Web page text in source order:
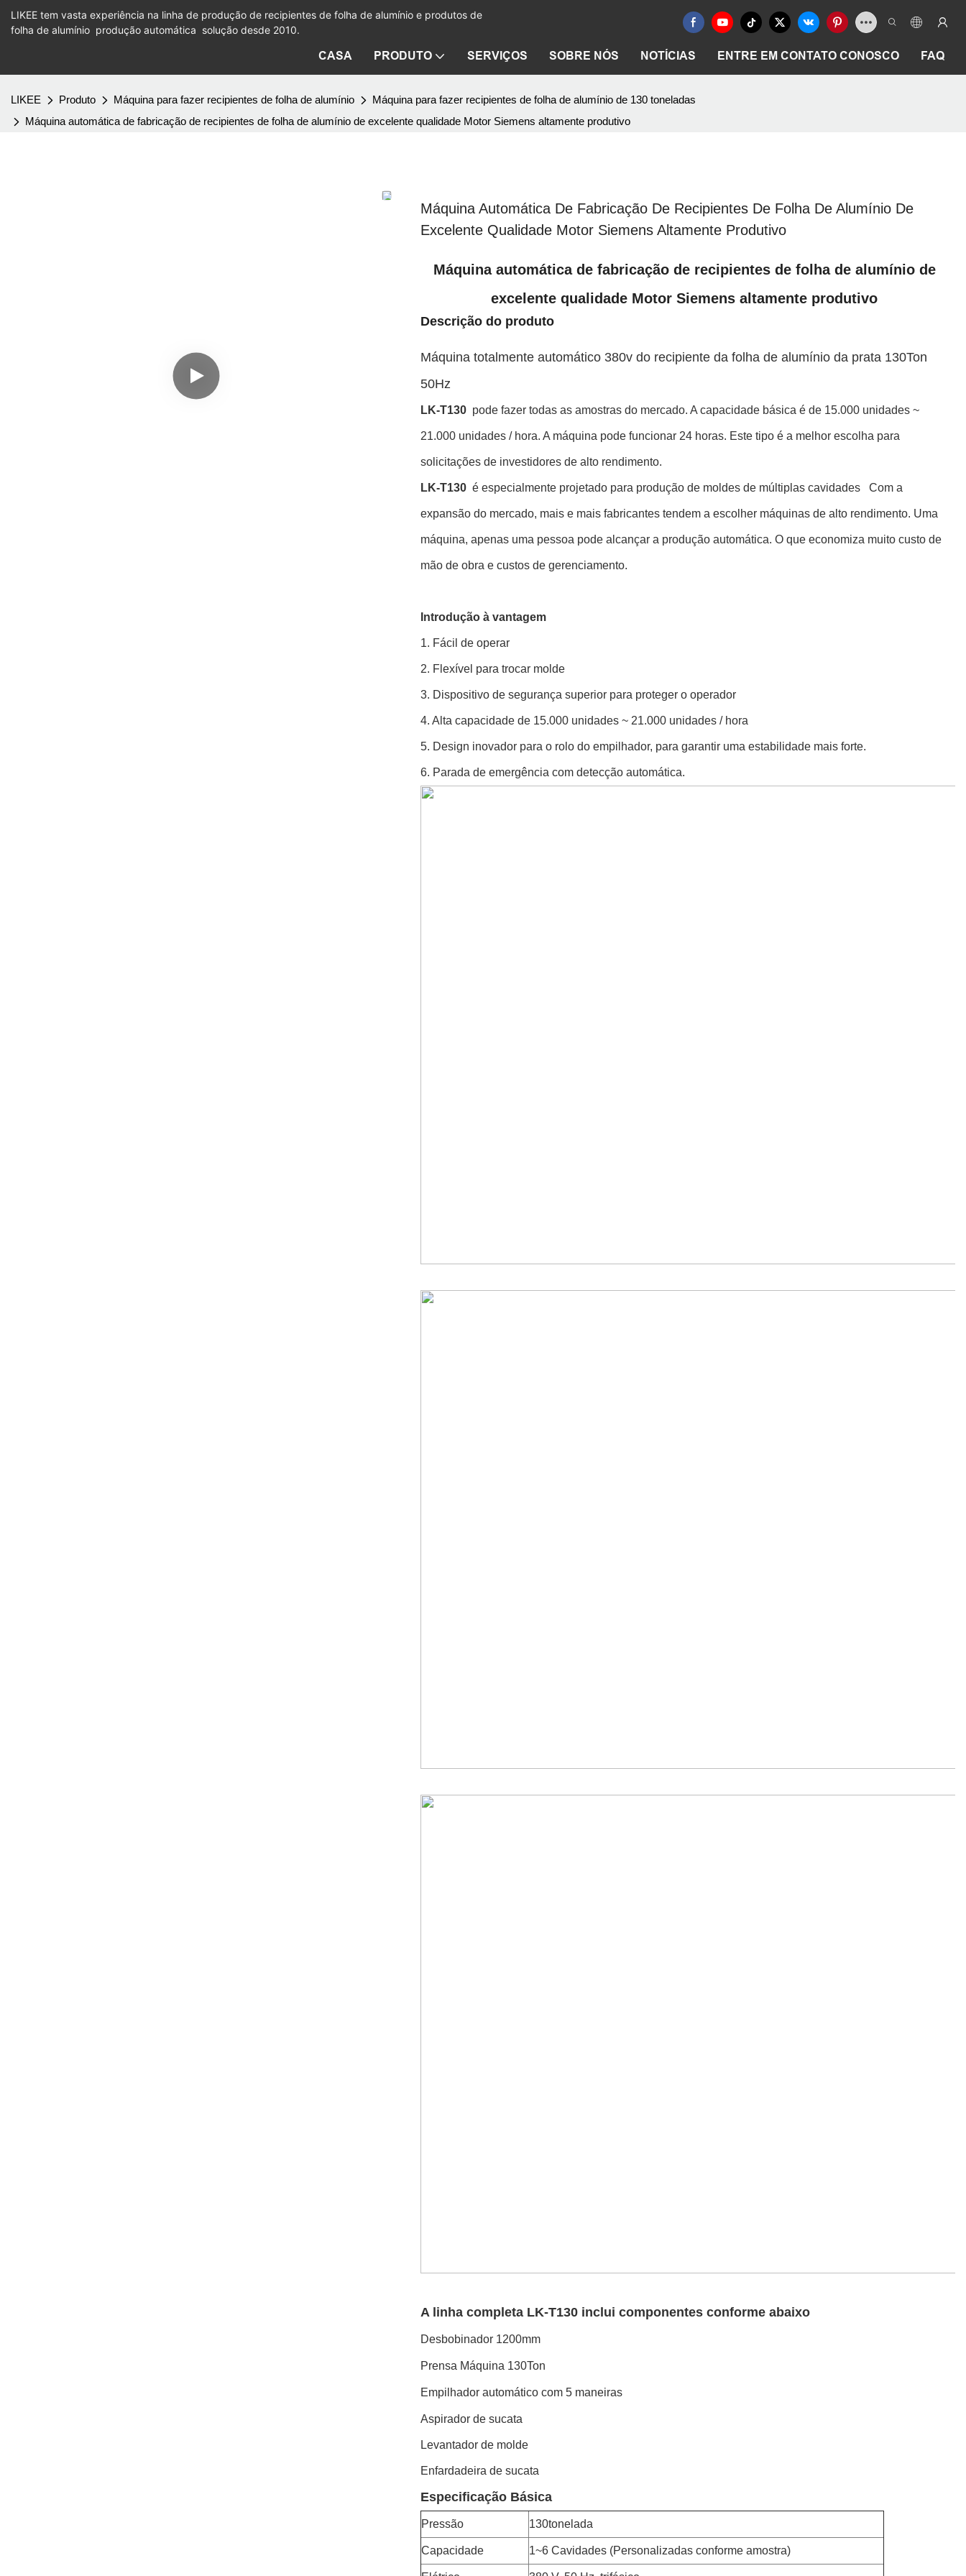
LIKEE tem vasta experiência na linha de produção de recipientes de folha de alumínio e produtos de
folha de alumínio produção automática solução desde 2010.
CASA PRODUTO SERVIÇOS SOBRE NÓS NOTÍCIAS ENTRE EM CONTATO CONOSCO FAQ
LIKEE Produto Máquina para fazer recipientes de folha de alumínio
Máquina para fazer recipientes de folha de alumínio de 130 toneladas
Máquina automática de fabricação de recipientes de folha de alumínio de excelente qualidade Motor Siemens altamente produtivo
Máquina Automática De Fabricação De Recipientes De Folha De Alumínio De
Excelente Qualidade Motor Siemens Altamente Produtivo
Máquina automática de fabricação de recipientes de folha de alumínio de
excelente qualidade Motor Siemens altamente produtivo
Descrição do produto
Máquina totalmente automático 380v do recipiente da folha de alumínio da prata 130Ton
50Hz
LK-T130 pode fazer todas as amostras do mercado. A capacidade básica é de 15.000 unidades ~
21.000 unidades / hora. A máquina pode funcionar 24 horas. Este tipo é a melhor escolha para
solicitações de investidores de alto rendimento.
LK-T130 é especialmente projetado para produção de moldes de múltiplas cavidades Com a
expansão do mercado, mais e mais fabricantes tendem a escolher máquinas de alto rendimento. Uma
máquina, apenas uma pessoa pode alcançar a produção automática. O que economiza muito custo de
mão de obra e custos de gerenciamento.
Introdução à vantagem
1. Fácil de operar
2. Flexível para trocar molde
3. Dispositivo de segurança superior para proteger o operador
4. Alta capacidade de 15.000 unidades ~ 21.000 unidades / hora
5. Design inovador para o rolo do empilhador, para garantir uma estabilidade mais forte.
6. Parada de emergência com detecção automática.
A linha completa LK-T130 inclui componentes conforme abaixo
Desbobinador 1200mm
Prensa Máquina 130Ton
Empilhador automático com 5 maneiras
Aspirador de sucata
Levantador de molde
Enfardadeira de sucata
Especificação Básica
Pressão 130tonelada
Capacidade 1~6 Cavidades (Personalizadas conforme amostra)